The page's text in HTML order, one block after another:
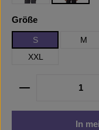
Größeauswählen
S M
XXL
Produkt Anzahl:
In